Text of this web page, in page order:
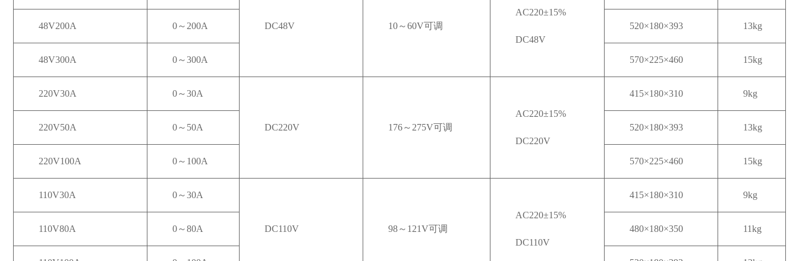
DC48V 10～60V可调
AC220±15%
DC48V
48V200A 0～200A 520×180×393 13kg
48V300A 0～300A 570×225×460 15kg
220V30A 0～30A
DC220V 176～275V可调
AC220±15%
DC220V
415×180×310 9kg
220V50A 0～50A 520×180×393 13kg
220V100A 0～100A 570×225×460 15kg
110V30A 0～30A
DC110V 98～121V可调
AC220±15%
DC110V
415×180×310 9kg
110V80A 0～80A 480×180×350 11kg